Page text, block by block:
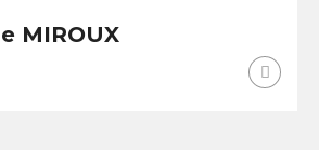
MIROUX